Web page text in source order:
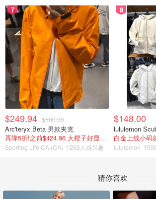
7
$249.94 $500.00
Arc'teryx Beta 男款夹克
再降5折!之前$424.96 大橙子好显白 蹲补
Sporting Life CA (CA) 1263人感兴趣
8
$148.00
白金上线小码
lululemon
猜你喜欢